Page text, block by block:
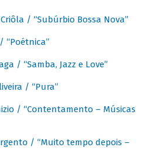
/ “Subúrbio Bossa Nova”
“Poétnica”
/ “Samba, Jazz e Love”
/ “Pura”
/ “Contentamento – Músicas
/ “Muito tempo depois –